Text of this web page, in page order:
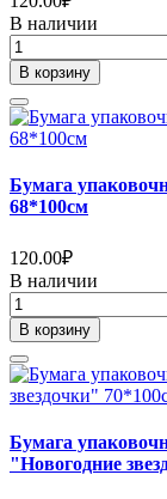
В наличии
В корзину
Бумага
68*100см
120.00₽
В наличии
В корзину
Бумага
"Новогодние